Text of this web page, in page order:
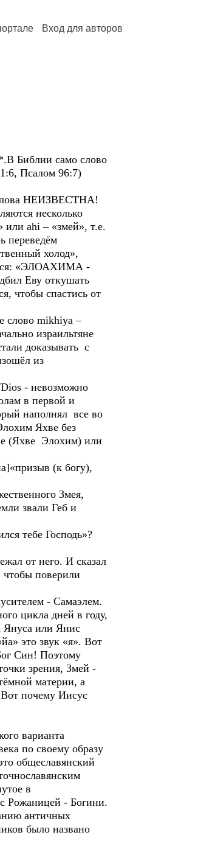
Вход для авторов
Библии само слово
Псалом 96:7)
слова НЕИЗВЕСТНА!
несколько
или ahi – «змей», т.е.
переведём
холод»,
«ЭЛОАХИМА -
Еву откушать
чтобы спастись от
слово mikhiya –
израильтяне
доказывать с
из
- невозможно
в первой и
наполнял все во
Яхве без
(Яхве Элохим) или
(к богу),
Змея,
звали Геб и
тебе Господь»?
от него. И сказал
чтобы поверили
- Самаэлем.
цикла дней в году,
Януса или Янис
это звук «я». Вот
Син! Поэтому
зрения, Змей -
материи, а
Вот почему Иисус
варианта
по своему образу
общеславянский
в
Рожаницей - Богини.
античных
было названо